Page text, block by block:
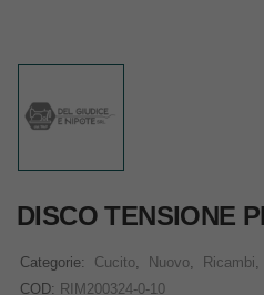
DISCO TENSIONE
Categorie: Cucito, Nuovo, Ricambi,
COD: RIM200324-0-10